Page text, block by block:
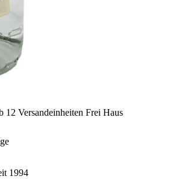
12 Versandeinheiten Frei Haus
1994